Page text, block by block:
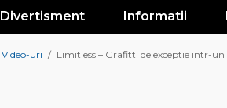
Divertisment Informatii
Video-uri / Limitless – Grafitti de exceptie intr-un